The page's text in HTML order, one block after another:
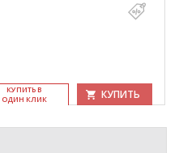
КУ­ПИТЬ В
ОДИН КЛИК
КУПИТЬ